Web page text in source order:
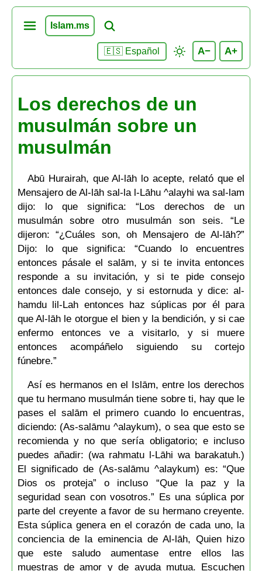
Islam.ms
🇪🇸 Español A− A+
Los derechos de un
musulmán sobre un
musulmán
Abū Hurairah, que Al-lāh lo acepte, relató que el
Mensajero de Al-lāh sal-la l-Lāhu ^alayhi wa sal-lam
dijo: lo que significa: “Los derechos de un
musulmán sobre otro musulmán son seis. “Le
dijeron: “¿Cuáles son, oh Mensajero de Al-lāh?”
Dijo: lo que significa: “Cuando lo encuentres
entonces pásale el salām, y si te invita entonces
responde a su invitación, y si te pide consejo
entonces dale consejo, y si estornuda y dice: al-
hamdu lil-Lah entonces haz súplicas por él para
que Al-lāh le otorgue el bien y la bendición, y si cae
enfermo entonces ve a visitarlo, y si muere
entonces acompáñelo siguiendo su cortejo
fúnebre.”
Así es hermanos en el Islām, entre los derechos
que tu hermano musulmán tiene sobre ti, hay que le
pases el salām el primero cuando lo encuentras,
diciendo: (As-salāmu ^alaykum), o sea que esto se
recomienda y no que sería obligatorio; e incluso
puedes añadir: (wa rahmatu l-Lāhi wa barakatuh.)
El significado de (As-salāmu ^alaykum) es: “Que
Dios os proteja” o incluso “Que la paz y la
seguridad sean con vosotros.” Es una súplica por
parte del creyente a favor de su hermano creyente.
Esta súplica genera en el corazón de cada uno, la
conciencia de la eminencia de Al-lāh, Quien hizo
que este saludo aumentase entre ellos las
muestras de amor y de ayuda mutua. Escuchen